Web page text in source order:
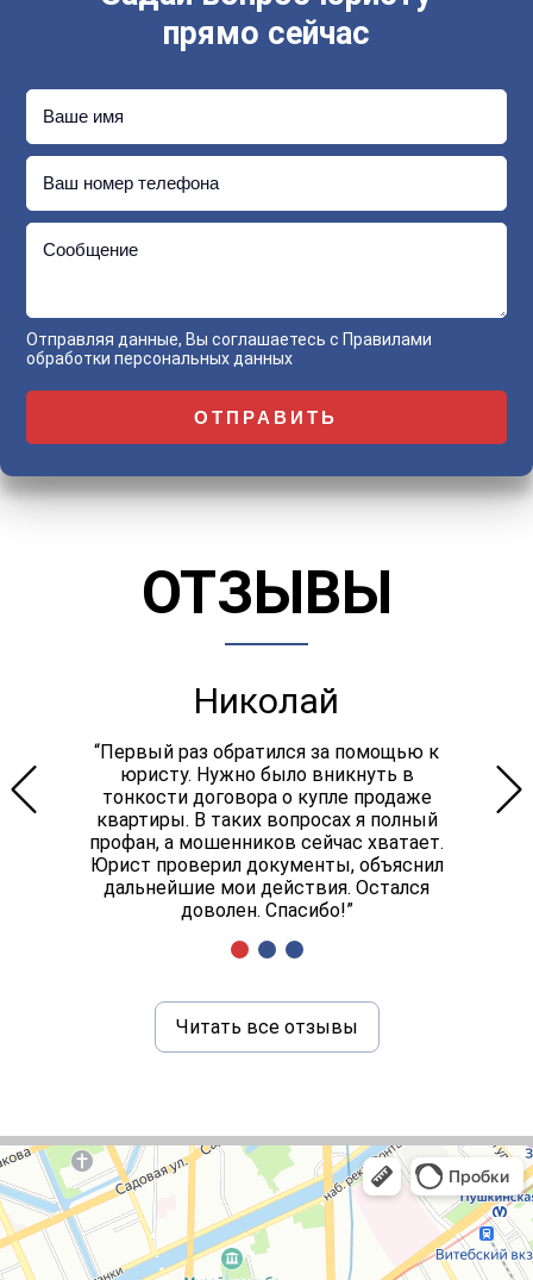
прямо сейчас
Ваше имя
Ваш номер телефона
Сообщение
Отправляя данные, Вы соглашаетесь с Правилами
обработки персональных данных
ОТЗЫВЫ
Николай
“Первый раз обратился за помощью к
юристу. Нужно было вникнуть в
тонкости договора о купле продаже
квартиры. В таких вопросах я полный
профан, а мошенников сейчас хватает.
Юрист проверил документы, объяснил
дальнейшие мои действия. Остался
доволен. Спасибо!”
Читать все отзывы